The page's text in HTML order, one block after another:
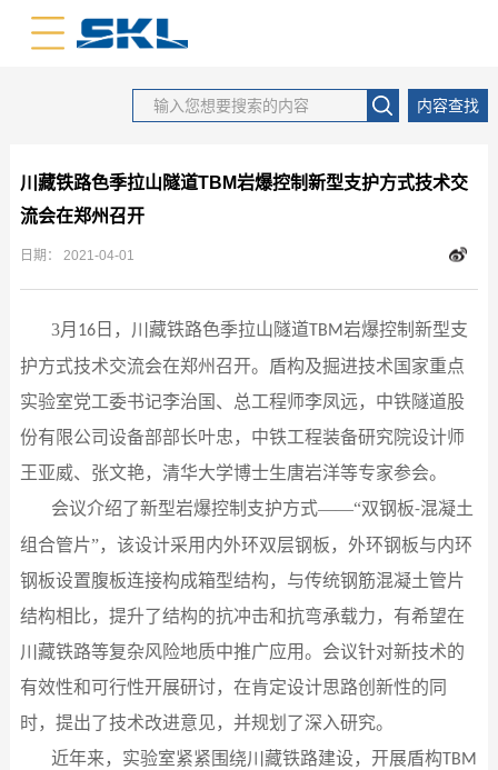
中文版 英文版
内容查找
川藏铁路色季拉山隧道TBM岩爆控制新型支护方式技术交
流会在郑州召开
日期： 2021-04-01
3月 16日，川藏铁路色季拉山隧道 TBM岩爆控制新型支
护方式技术交流会在郑州召开。盾构及掘进技术国家重点
实验室党工委书记李治国、总工程师李凤远，中铁隧道股
份有限公司设备部部长叶忠，中铁工程装备研究院设计师
王亚威、张文艳，清华大学博士生唐岩洋等专家参会。
会议介绍了新型岩爆控制支护方式——“双钢板-混凝土
组合管片”，该设计采用内外环双层钢板，外环钢板与内环
钢板设置腹板连接构成箱型结构，与传统钢筋混凝土管片
结构相比，提升了结构的抗冲击和抗弯承载力，有希望在
川藏铁路等复杂风险地质中推广应用。会议针对新技术的
有效性和可行性开展研讨，在肯定设计思路创新性的同
时，提出了技术改进意见，并规划了深入研究。
近年来，实验室紧紧围绕川藏铁路建设， 开展盾构 TBM